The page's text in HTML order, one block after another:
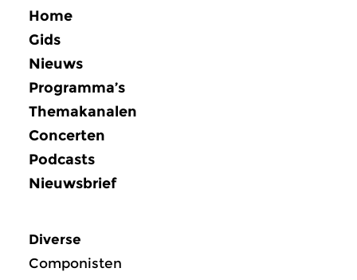
Home
Gids
Nieuws
Programma’s
Themakanalen
Concerten
Podcasts
Nieuwsbrief
Diverse
Componisten